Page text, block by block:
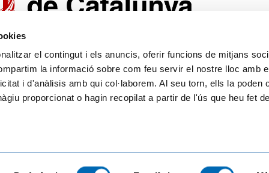
el contingut i els anuncis, oferir funcions de mitjans
la informació sobre com feu servir el nostre lloc amb
i d'anàlisis amb qui col·laborem. Al seu torn, ells la poden
proporcionat o hagin recopilat a partir de l'ús que heu fet
Tarifes
Calendari publicacions